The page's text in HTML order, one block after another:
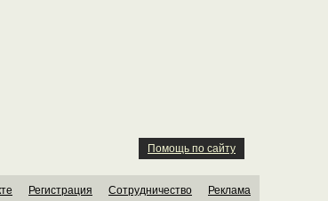
Помощь по сайту
Регистрация Сотрудничество Реклама